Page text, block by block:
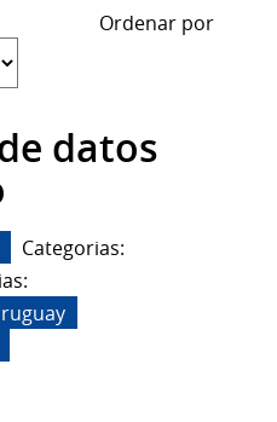
Ordenar por
datos
Categorias: